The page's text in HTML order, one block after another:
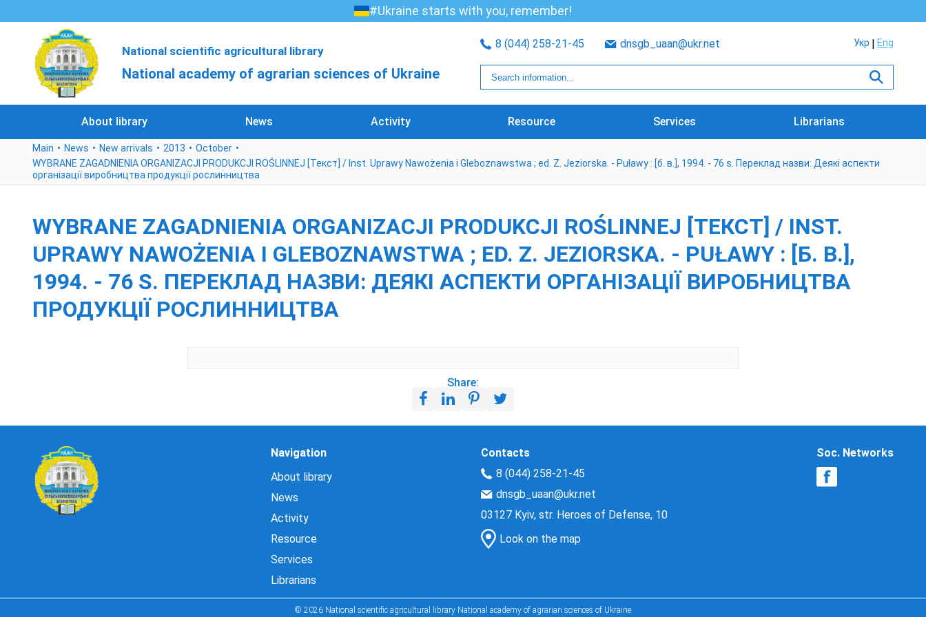
#Ukraine starts with you, remember!
National scientific agricultural library
National academy of agrarian sciences of Ukraine
8 (044) 258-21-45 dnsgb_uaan@ukr.net Укр Eng
About library News Activity Resource Services Librarians
Main News New arrivals 2013
October
WYBRANE ZAGADNIENIA ORGANIZACJI PRODUKCJI ROŚLINNEJ [Текст] / Inst. Uprawy Nawożenia i Gleboznawstwa ; ed. Z. Jeziorska. - Puławy : [б. в.], 1994. - 76 s. Переклад назви: Деякі аспекти
організації виробництва продукції рослинництва
WYBRANE ZAGADNIENIA ORGANIZACJI PRODUKCJI ROŚLINNEJ [ТЕКСТ] / INST.
UPRAWY NAWOŻENIA I GLEBOZNAWSTWA ; ED. Z. JEZIORSKA. - PUŁAWY : [Б. В.],
1994. - 76 S. ПЕРЕКЛАД НАЗВИ: ДЕЯКІ АСПЕКТИ ОРГАНІЗАЦІЇ ВИРОБНИЦТВА
ПРОДУКЦІЇ РОСЛИННИЦТВА
Share:
Navigation
About library
News
Activity
Resource
Services
Librarians
Contacts
8 (044) 258-21-45
dnsgb_uaan@ukr.net
03127 Kyiv, str. Heroes of Defense, 10
Look on the map
Soc. Networks
© 2026 National scientific agricultural library National academy of agrarian sciences of Ukraine